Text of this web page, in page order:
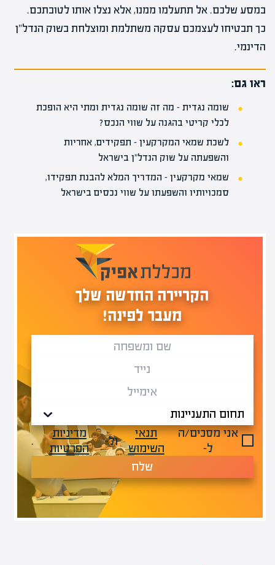
במסע שלכם. אל תתעלמו ממנו, אלא נצלו אותו לטובתכם.
כך תבטיחו לעצמכם עסקה משתלמת ומוצלחת בשוק הנדל"ן
הדינמי.
ראו גם:
שומה נגדית – מה זה שומה נגדית ומתי היא הופכת
לכלי קריטי בהגנה על שווי הנכס?
לשכת שמאי המקרקעין – תפקידים, אחריות
והשפעתה על שוק הנדל"ן בישראל
שמאי מקרקעין – המדריך המלא להבנת תפקידו,
סמכויותיו והשפעתו על שווי נכסים בישראל
הקריירה החדשה שלך
מעבר לפינה!
אני מסכים/ה
ל-
תנאי
השימוש
ול-
מדיניות
הפרטיות
.
שלח